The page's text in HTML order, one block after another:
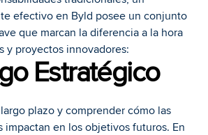
efectivo en Byld posee un conjunto
que marcan la diferencia a la hora
y proyectos innovadores:
Estratégico
impactan en los objetivos futuros. En